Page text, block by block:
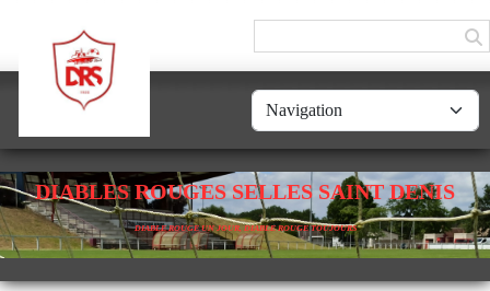
DIABLES ROUGES SELLES SAINT DENIS
DIABLE ROUGE UN JOUR, DIABLE ROUGE TOUJOURS